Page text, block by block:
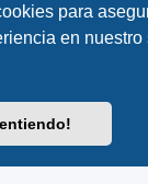
para
en nuestro